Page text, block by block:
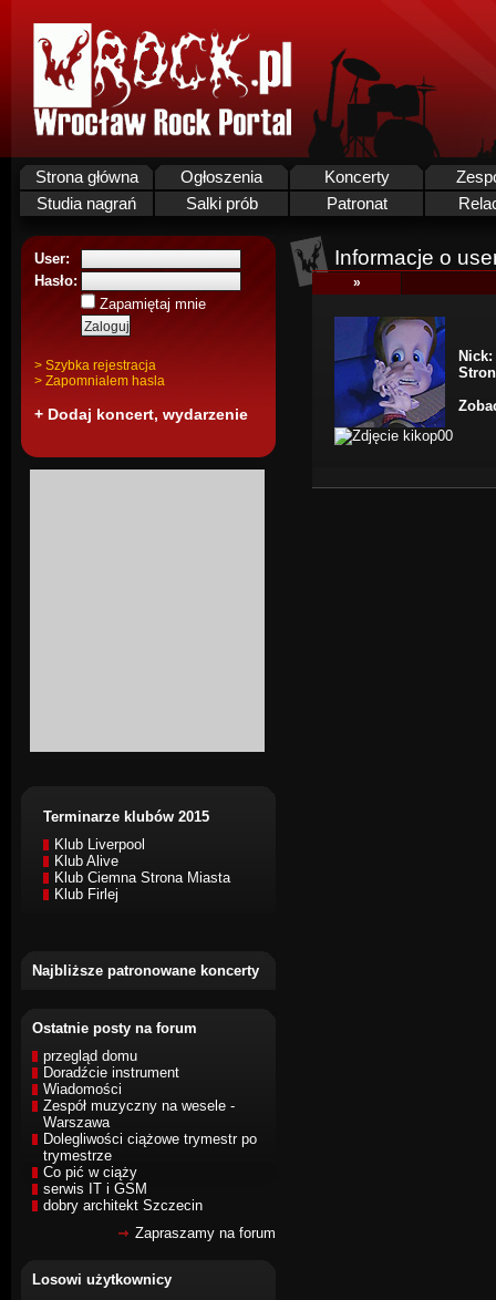
Strona główna Ogłoszenia Koncerty
Studia nagrań
Salki prób Patronat
User:
Hasło:
Zapamiętaj mnie
> Szybka rejestracja
> Zapomnialem hasla
+ Dodaj koncert, wydarzenie
Terminarze klubów 2015
Klub Liverpool
Klub Alive
Klub Ciemna Strona Miasta
Klub Firlej
Najbliższe patronowane koncerty
Ostatnie posty na forum
przegląd domu
Doradźcie instrument
Wiadomości
Zespół muzyczny na wesele -
Warszawa
Dolegliwości ciążowe trymestr po
trymestrze
Co pić w ciąży
serwis IT i GSM
dobry architekt Szczecin
Zapraszamy na forum
Losowi użytkownicy
Informacje o
»
Nick: